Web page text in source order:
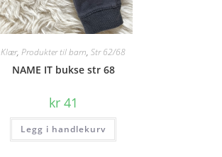
Klær, Produkter til barn, Str 62/68
NAME IT bukse str 68
kr41
Legg i handlekurv